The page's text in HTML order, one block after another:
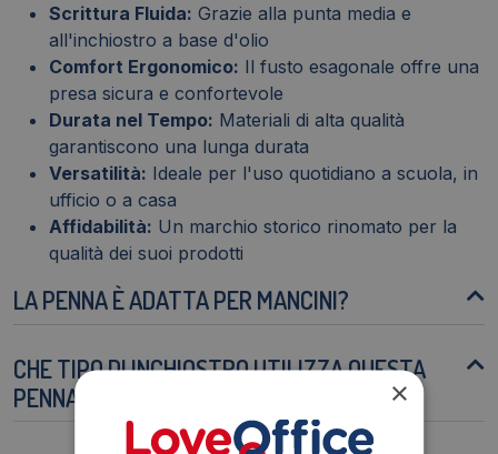
Scrittura Fluida: Grazie alla punta media e
all'inchiostro a base d'olio
Comfort Ergonomico: Il fusto esagonale offre una
presa sicura e confortevole
Durata nel Tempo: Materiali di alta qualità
garantiscono una lunga durata
Versatilità: Ideale per l'uso quotidiano a scuola, in
ufficio o a casa
Affidabilità: Un marchio storico rinomato per la
qualità dei suoi prodotti
LA PENNA È ADATTA PER MANCINI?
CHE TIPO DI INCHIOSTRO UTILIZZA QUESTA
PENNA?
×